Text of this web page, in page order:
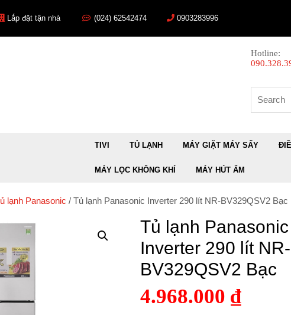
Lắp đặt tận nhà (024) 62542474 0903283996
Hotline:
for:
TIVI TỦ LẠNH MÁY GIẶT MÁY SẤY
MÁY LỌC KHÔNG KHÍ MÁY HÚT ẨM
lạnh Panasonic / Tủ lạnh Panasonic Inverter 290 lít NR-BV329QSV2 Bạc
Tủ lạnh Panasonic
Inverter 290 lít NR-
BV329QSV2 Bạc
4.968.000 ₫